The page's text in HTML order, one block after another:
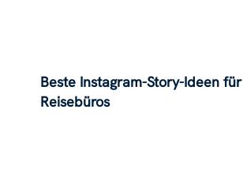
Beste Instagram-Story-Ideen für
Reisebüros